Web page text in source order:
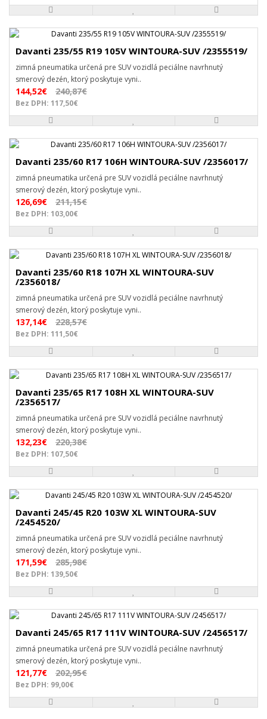
Davanti 235/55 R19 105V WINTOURA-SUV /2355519/
zimná pneumatika určená pre SUV vozidlá peciálne navrhnutý
smerový dezén, ktorý poskytuje vyni..
144,52€ 240,87€
Bez DPH: 117,50€
Davanti 235/60 R17 106H WINTOURA-SUV /2356017/
zimná pneumatika určená pre SUV vozidlá peciálne navrhnutý
smerový dezén, ktorý poskytuje vyni..
126,69€ 211,15€
Bez DPH: 103,00€
Davanti 235/60 R18 107H XL WINTOURA-SUV
/2356018/
zimná pneumatika určená pre SUV vozidlá peciálne navrhnutý
smerový dezén, ktorý poskytuje vyni..
137,14€ 228,57€
Bez DPH: 111,50€
Davanti 235/65 R17 108H XL WINTOURA-SUV
/2356517/
zimná pneumatika určená pre SUV vozidlá peciálne navrhnutý
smerový dezén, ktorý poskytuje vyni..
132,23€ 220,38€
Bez DPH: 107,50€
Davanti 245/45 R20 103W XL WINTOURA-SUV
/2454520/
zimná pneumatika určená pre SUV vozidlá peciálne navrhnutý
smerový dezén, ktorý poskytuje vyni..
171,59€ 285,98€
Bez DPH: 139,50€
Davanti 245/65 R17 111V WINTOURA-SUV /2456517/
zimná pneumatika určená pre SUV vozidlá peciálne navrhnutý
smerový dezén, ktorý poskytuje vyni..
121,77€ 202,95€
Bez DPH: 99,00€